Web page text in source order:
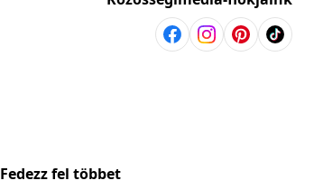
Fedezz fel többet